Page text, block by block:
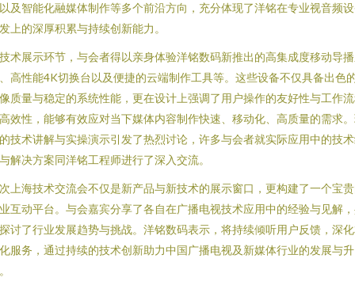
及智能化融媒体制作等多个前沿方向，充分体现了洋铭在专业视音频
上的深厚积累与持续创新能力。
术展示环节，与会者得以亲身体验洋铭数码新推出的高集成度移动导
高性能4K切换台以及便捷的云端制作工具等。这些设备不仅具备出色
质量与稳定的系统性能，更在设计上强调了用户操作的友好性与工作
效性，能够有效应对当下媒体内容制作快速、移动化、高质量的需求
技术讲解与实操演示引发了热烈讨论，许多与会者就实际应用中的技
解决方案同洋铭工程师进行了深入交流。
上海技术交流会不仅是新产品与新技术的展示窗口，更构建了一个宝
互动平台。与会嘉宾分享了各自在广播电视技术应用中的经验与见解
讨了行业发展趋势与挑战。洋铭数码表示，将持续倾听用户反馈，深
服务，通过持续的技术创新助力中国广播电视及新媒体行业的发展与升